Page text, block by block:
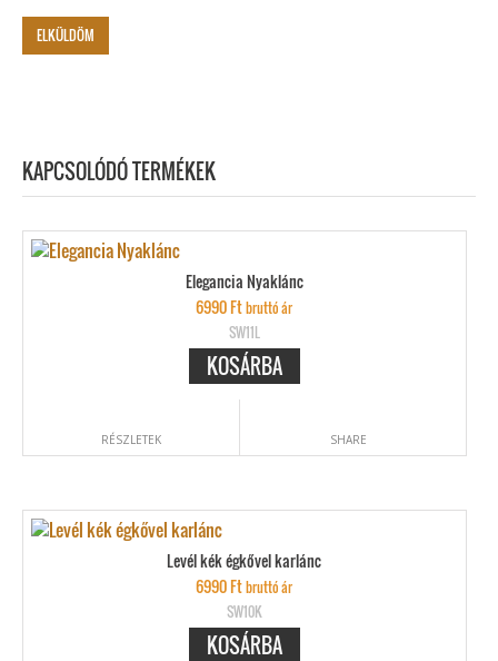
KAPCSOLÓDÓ TERMÉKEK
Elegancia Nyaklánc
6990Ftbruttó ár
SW11L
KOSÁRBA
RÉSZLETEK SHARE
Levél kék égkővel karlánc
6990Ftbruttó ár
SW10K
KOSÁRBA